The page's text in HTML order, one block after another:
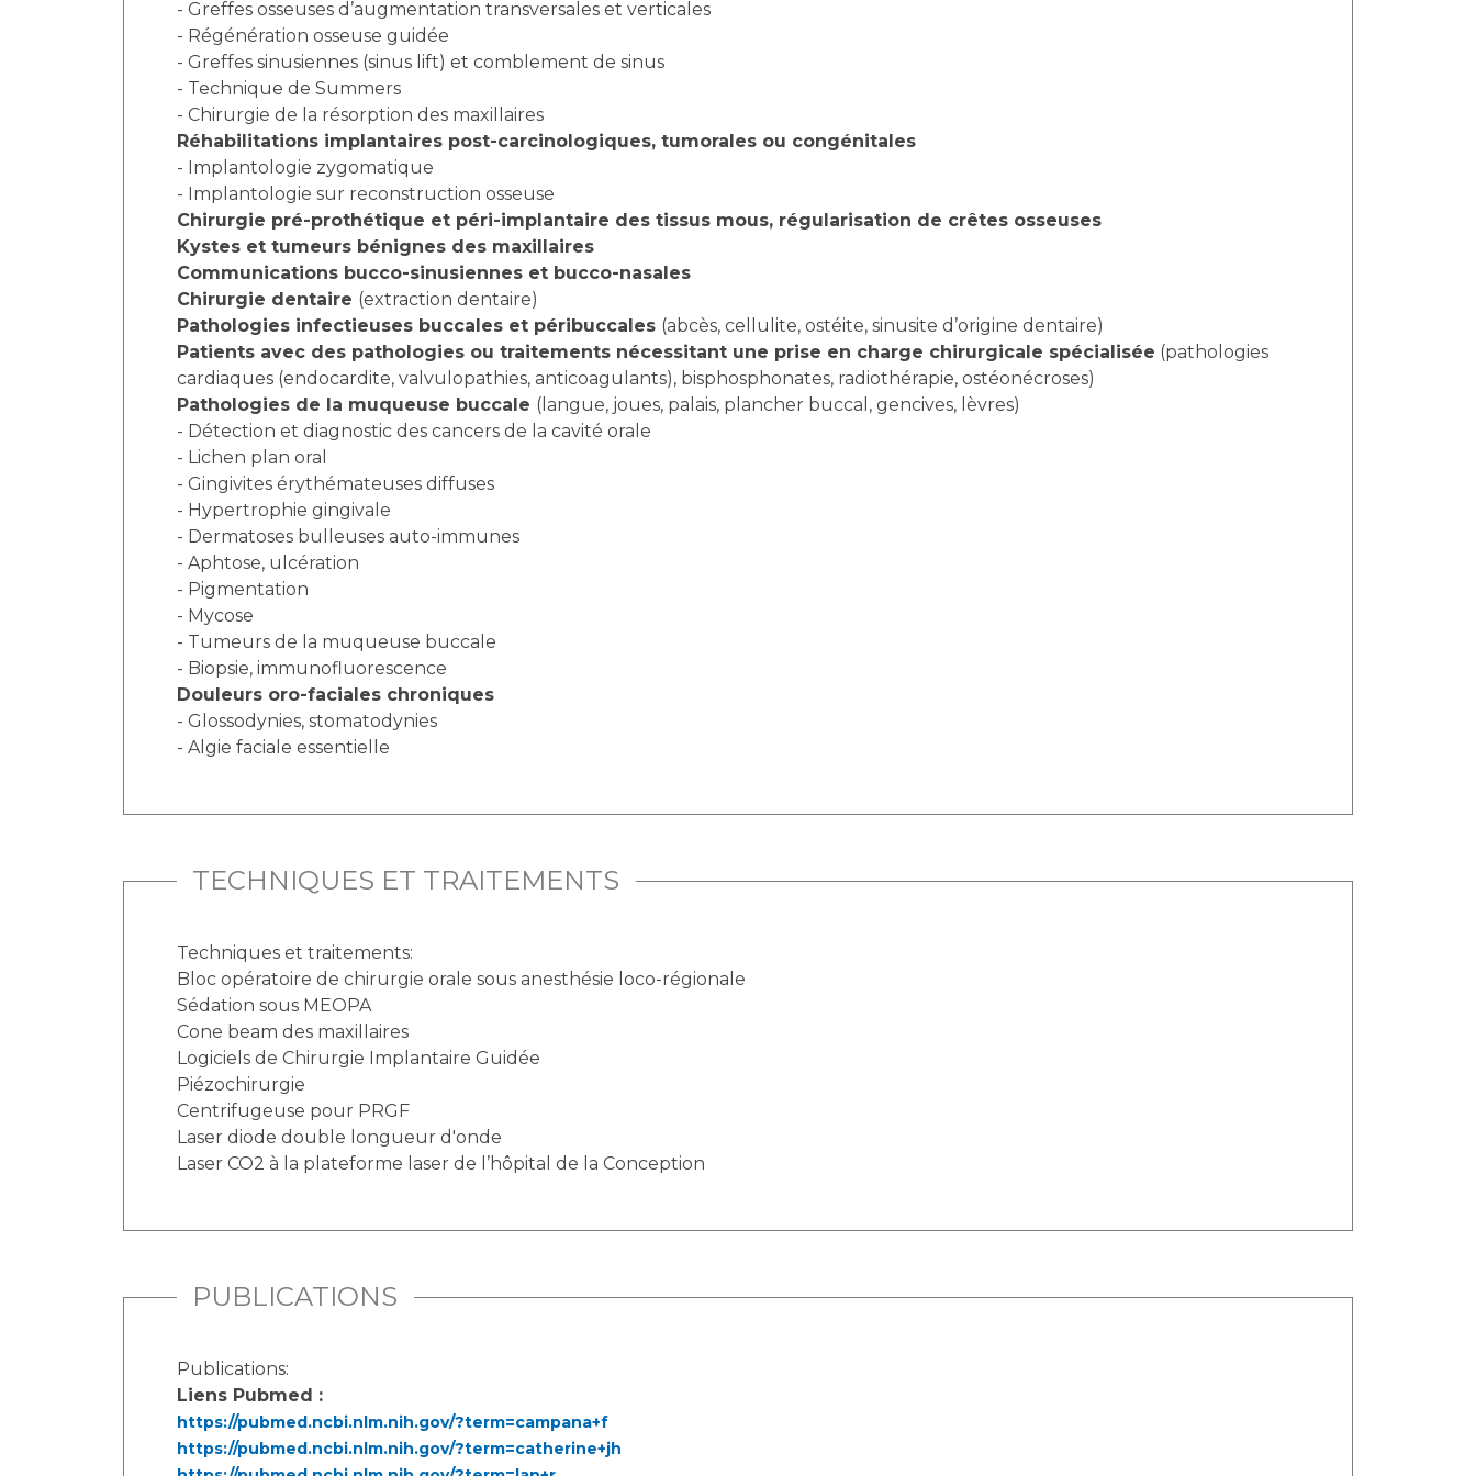
- Greffes osseuses d’augmentation transversales et verticales
- Régénération osseuse guidée
- Greffes sinusiennes (sinus lift) et comblement de sinus
- Technique de Summers
- Chirurgie de la résorption des maxillaires
Réhabilitations implantaires post-carcinologiques, tumorales ou congénitales
- Implantologie zygomatique
- Implantologie sur reconstruction osseuse
Chirurgie pré-prothétique et péri-implantaire des tissus mous, régularisation de crêtes osseuses
Kystes et tumeurs bénignes des maxillaires
Communications bucco-sinusiennes et bucco-nasales
Chirurgie dentaire (extraction dentaire)
Pathologies infectieuses buccales et péribuccales (abcès, cellulite, ostéite, sinusite d’origine dentaire)
Patients avec des pathologies ou traitements nécessitant une prise en charge chirurgicale spécialisée (pathologies
cardiaques (endocardite, valvulopathies, anticoagulants), bisphosphonates, radiothérapie, ostéonécroses)
Pathologies de la muqueuse buccale (langue, joues, palais, plancher buccal, gencives, lèvres)
- Détection et diagnostic des cancers de la cavité orale
- Lichen plan oral
- Gingivites érythémateuses diffuses
- Hypertrophie gingivale
- Dermatoses bulleuses auto-immunes
- Aphtose, ulcération
- Pigmentation
- Mycose
- Tumeurs de la muqueuse buccale
- Biopsie, immunofluorescence
Douleurs oro-faciales chroniques
- Glossodynies, stomatodynies
- Algie faciale essentielle
TECHNIQUES ET TRAITEMENTS
Techniques et traitements:
Bloc opératoire de chirurgie orale sous anesthésie loco-régionale
Sédation sous MEOPA
Cone beam des maxillaires
Logiciels de Chirurgie Implantaire Guidée
Piézochirurgie
Centrifugeuse pour PRGF
Laser diode double longueur d'onde
Laser CO2 à la plateforme laser de l’hôpital de la Conception
PUBLICATIONS
Publications:
Liens Pubmed :
https://pubmed.ncbi.nlm.nih.gov/?term=campana+f
https://pubmed.ncbi.nlm.nih.gov/?term=catherine+jh